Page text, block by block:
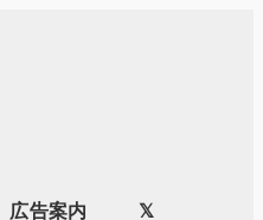
広告案内 𝕏